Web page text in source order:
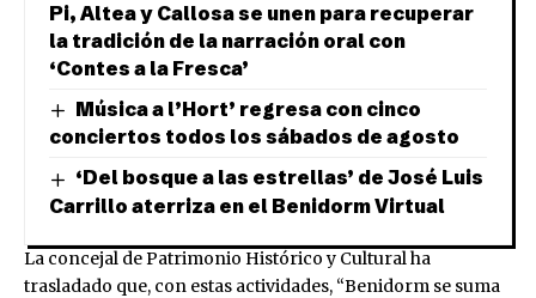
Pi, Altea y Callosa se unen para recuperar
la tradición de la narración oral con
‘Contes a la Fresca’
Música a l’Hort’ regresa con cinco
conciertos todos los sábados de agosto
‘Del bosque a las estrellas’ de José Luis
Carrillo aterriza en el Benidorm Virtual
La concejal de Patrimonio Histórico y Cultural ha
trasladado que, con estas actividades, “Benidorm se suma